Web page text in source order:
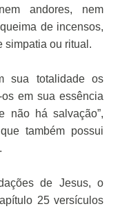
andores, nem
de incensos,
simpatia ou ritual.
sua totalidade os
em sua essência
não há salvação”,
também possui
de Jesus, o
25 versículos